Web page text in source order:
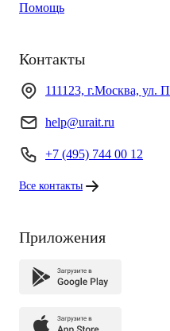
Помощь
Контакты
111123, г.Москва, ул.
help@urait.ru
+7 (495) 744 00 12
Все контакты
Приложения